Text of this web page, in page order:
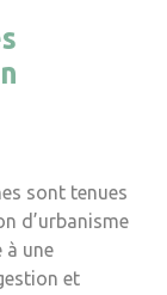
sont tenues
d’urbanisme
à une
et